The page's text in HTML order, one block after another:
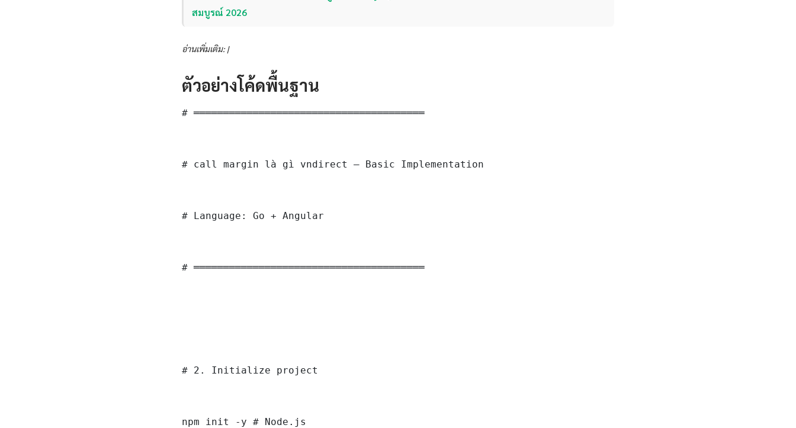
สมบูรณ์ 2026
อ่านเพิ่มเติม: |
ตัวอย่างโค้ดพื้นฐาน
# ═══════════════════════════════════════
# call margin là gì vndirect — Basic Implementation
# Language: Go + Angular
# ═══════════════════════════════════════
# 2. Initialize project
npm init -y # Node.js